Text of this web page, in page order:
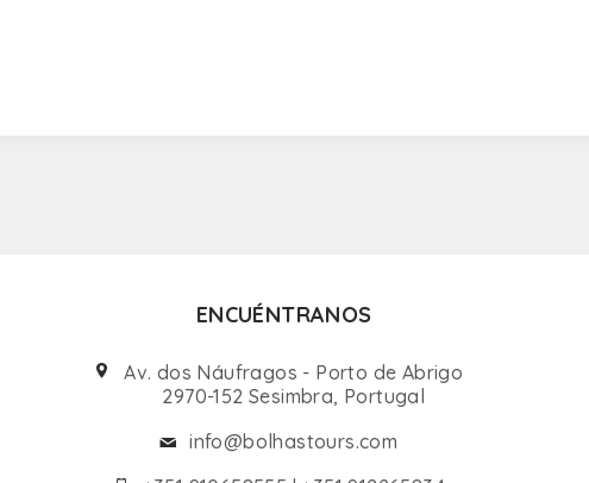
ENCUÉNTRANOS
Av. dos Náufragos - Porto de Abrigo
2970-152 Sesimbra, Portugal
info@bolhastours.com